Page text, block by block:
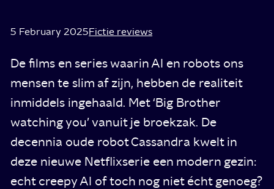
5 February 2025Fictie reviews
De films en series waarin AI en robots ons
mensen te slim af zijn, hebben de realiteit
inmiddels ingehaald. Met ‘Big Brother
watching you’ vanuit je broekzak. De
decennia oude robot Cassandra kwelt in
deze nieuwe Netflixserie een modern gezin:
echt creepy AI of toch nog niet écht genoeg?